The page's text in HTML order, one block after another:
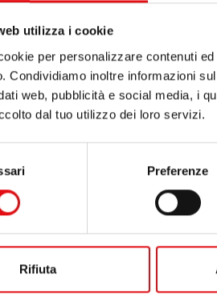
utilizza i cookie
per personalizzare contenuti
Condividiamo inoltre informazioni
web, pubblicità e social media, i
dal tuo utilizzo dei loro servizi.
Preferenze
Rifiuta
a tutti voi che fate conoscere
finanziariamente a
di voi non possiamo fare
OCD